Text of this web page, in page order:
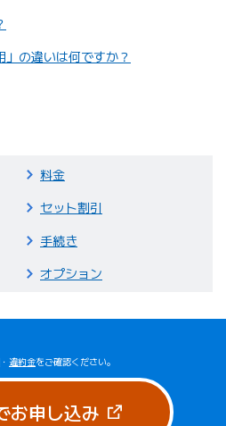
」の違いは何ですか？
料金
セット割引
手続き
オプション
・ 違約金をご確認ください。
お申し込み（新しいタブ